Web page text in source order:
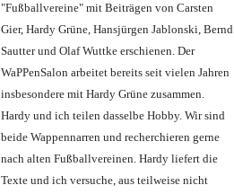
"Fußballvereine" mit Beiträgen von Carsten
Gier, Hardy Grüne, Hansjürgen Jablonski, Bernd
Sautter und Olaf Wuttke erschienen. Der
WaPPenSalon arbeitet bereits seit vielen Jahren
insbesondere mit Hardy Grüne zusammen.
Hardy und ich teilen dasselbe Hobby. Wir sind
beide Wappennarren und recherchieren gerne
nach alten Fußballvereinen. Hardy liefert die
Texte und ich versuche, aus teilweise nicht